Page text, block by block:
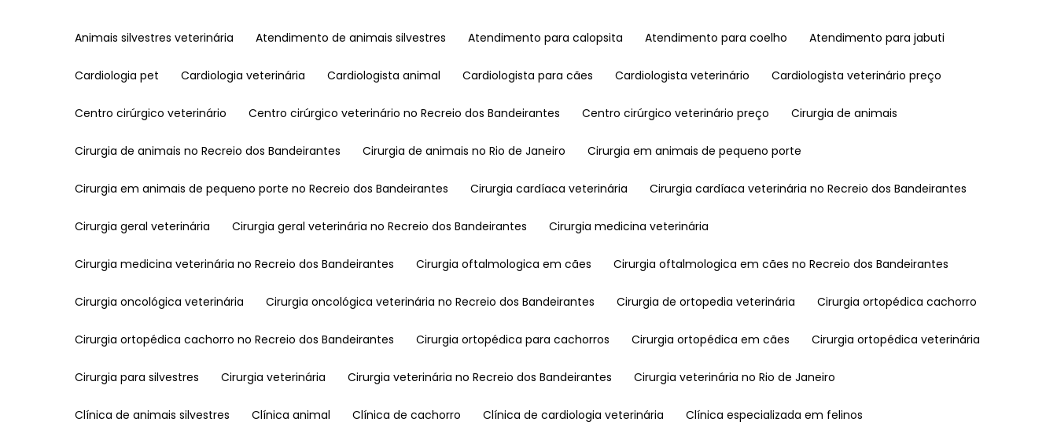
Animais silvestres veterinária Atendimento de animais silvestres Atendimento para calopsita Atendimento para coelho Atendimento para jabuti
Cardiologia pet Cardiologia veterinária Cardiologista animal Cardiologista para cães Cardiologista veterinário Cardiologista veterinário preço
Centro cirúrgico veterinário Centro cirúrgico veterinário no Recreio dos Bandeirantes Centro cirúrgico veterinário preço Cirurgia de animais
Cirurgia de animais no Recreio dos Bandeirantes Cirurgia de animais no Rio de Janeiro Cirurgia em animais de pequeno porte
Cirurgia em animais de pequeno porte no Recreio dos Bandeirantes Cirurgia cardíaca veterinária Cirurgia cardíaca veterinária no Recreio dos Bandeirantes
Cirurgia geral veterinária Cirurgia geral veterinária no Recreio dos Bandeirantes Cirurgia medicina veterinária
Cirurgia medicina veterinária no Recreio dos Bandeirantes Cirurgia oftalmologica em cães Cirurgia oftalmologica em cães no Recreio dos Bandeirantes
Cirurgia oncológica veterinária Cirurgia oncológica veterinária no Recreio dos Bandeirantes Cirurgia de ortopedia veterinária Cirurgia ortopédica cachorro
Cirurgia ortopédica cachorro no Recreio dos Bandeirantes Cirurgia ortopédica para cachorros Cirurgia ortopédica em cães Cirurgia ortopédica veterinária
Cirurgia para silvestres Cirurgia veterinária Cirurgia veterinária no Recreio dos Bandeirantes Cirurgia veterinária no Rio de Janeiro
Clínica de animais silvestres Clínica animal Clínica de cachorro Clínica de cardiologia veterinária Clínica especializada em felinos